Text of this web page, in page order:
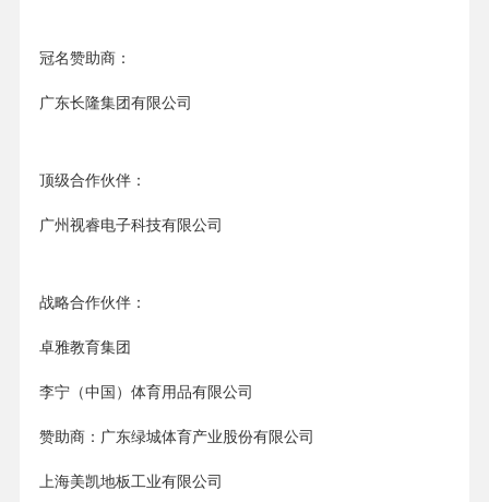
冠名赞助商：
广东长隆集团有限公司
顶级合作伙伴：
广州视睿电子科技有限公司
战略合作伙伴：
卓雅教育集团
李宁（中国）体育用品有限公司
赞助商：广东绿城体育产业股份有限公司
上海美凯地板工业有限公司